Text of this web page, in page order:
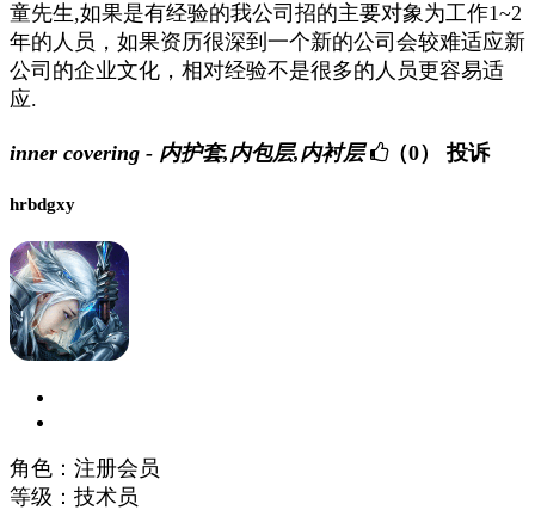
童先生,如果是有经验的我公司招的主要对象为工作1~2
年的人员，如果资历很深到一个新的公司会较难适应新
公司的企业文化，相对经验不是很多的人员更容易适
应.
inner covering - 内护套,内包层,内衬层 （0） 投诉
hrbdgxy
角色：注册会员
等级：技术员